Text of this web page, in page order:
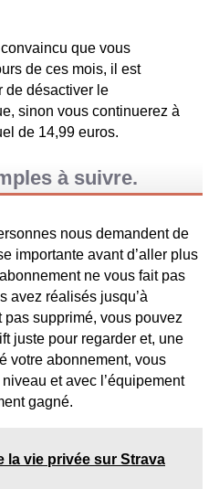
que vous
de ces mois, il est
de désactiver le
sinon vous continuerez à
de 14,99 euros.
à suivre.
nous demandent de
importante avant d’aller plus
ne vous fait pas
avez réalisés jusqu’à
pas supprimé, vous pouvez
juste pour regarder et, une
votre abonnement, vous
et avec l’équipement
gagné.
la vie privée sur Strava